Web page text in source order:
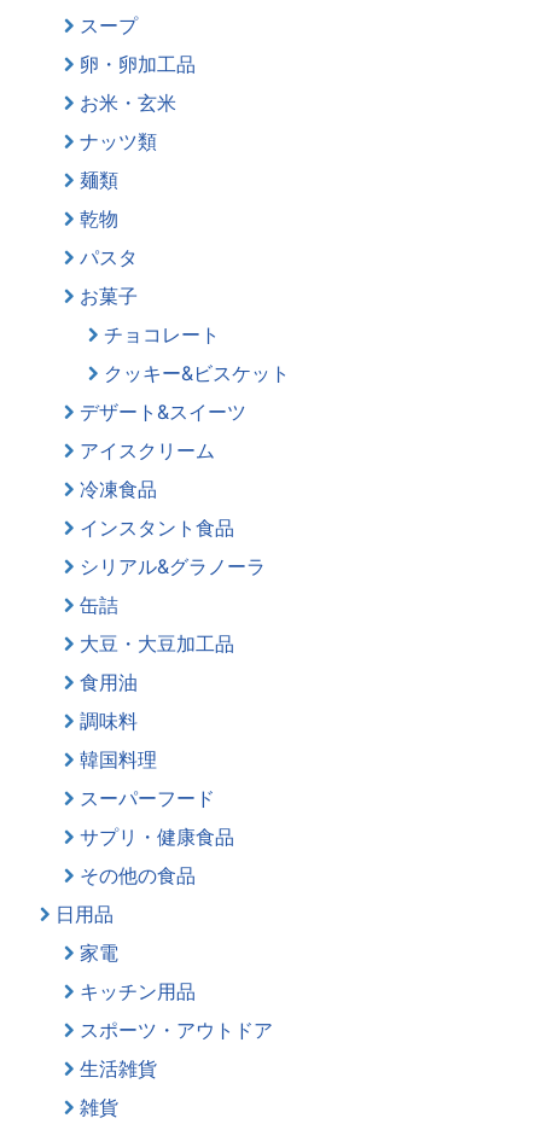
スープ
卵・卵加工品
お米・玄米
ナッツ類
麺類
乾物
パスタ
お菓子
チョコレート
クッキー&ビスケット
デザート&スイーツ
アイスクリーム
冷凍食品
インスタント食品
シリアル&グラノーラ
缶詰
大豆・大豆加工品
食用油
調味料
韓国料理
スーパーフード
サプリ・健康食品
その他の食品
日用品
家電
キッチン用品
スポーツ・アウトドア
生活雑貨
雑貨